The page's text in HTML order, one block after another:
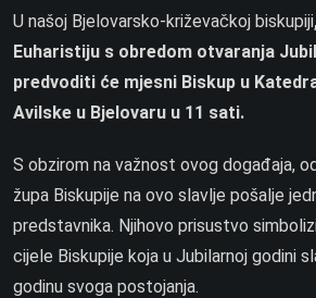
U našoj Bjelovarsko-križevačkoj biskupiji
Euharistiju s obredom otvaranja
predvoditi će mjesni Biskup u
Avilske u Bjelovaru u 11 sati.
S obzirom na važnost ovog događaja,
župa Biskupije na ovo slavlje pošalje
predstavnika. Njihovo prisustvo
cijele Biskupije koja u Jubilarnoj godini
godinu svoga postojanja.